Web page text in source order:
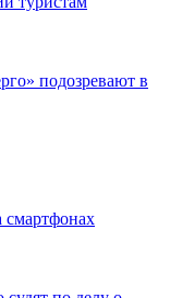
подозревают в
смартфонах